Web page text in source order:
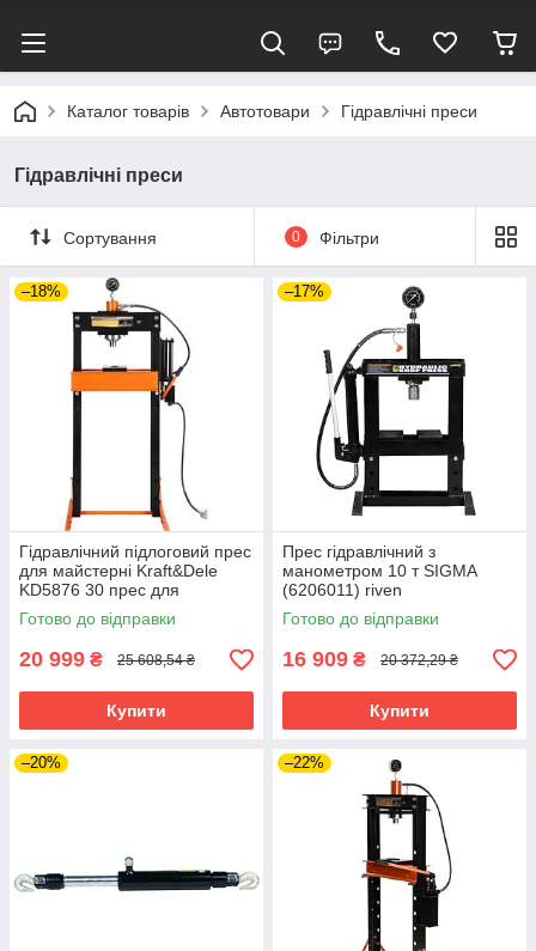
Каталог товарів Автотовари Гідравлічні преси
Гідравлічні преси
Сортування 0 Фільтри
–18%
Гідравлічний підлоговий прес
для майстерні Kraft&Dele
KD5876 30 прес для
майстерні гідравлічного типу
Готово до відправки
20 999 ₴ 25 608,54 ₴
Купити
–17%
Прес гідравлічний з
манометром 10 т SIGMA
(6206011) riven
Готово до відправки
16 909 ₴ 20 372,29 ₴
Купити
–20% –22%